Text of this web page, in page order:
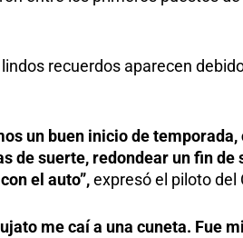
recuerdos aparecen
un buen inicio de
de suerte, redondear un fin
el auto”,expresó el piloto del
me caí a una cuneta. Fue